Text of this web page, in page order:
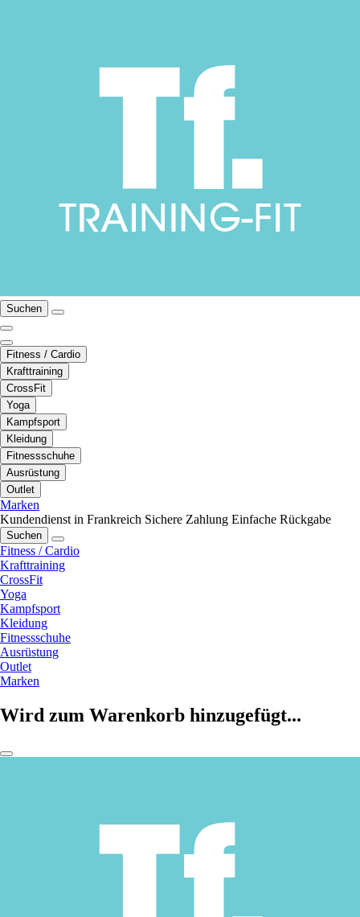
Suchen
Fitness / Cardio
Krafttraining
CrossFit
Yoga
Kampfsport
Kleidung
Fitnessschuhe
Ausrüstung
Outlet
Marken
Kundendienst in Frankreich Sichere Zahlung Einfache Rückgabe
Suchen
Fitness / Cardio
Krafttraining
CrossFit
Yoga
Kampfsport
Kleidung
Fitnessschuhe
Ausrüstung
Outlet
Marken
Wird zum Warenkorb hinzugefügt...